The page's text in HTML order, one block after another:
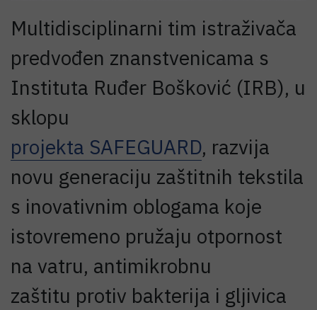
Multidisciplinarni tim istraživača
predvođen znanstvenicama s
Instituta Ruđer Bošković (IRB), u
sklopu
projekta SAFEGUARD, razvija
novu generaciju zaštitnih tekstila
s inovativnim oblogama koje
istovremeno pružaju otpornost
na vatru, antimikrobnu
zaštitu protiv bakterija i gljivica